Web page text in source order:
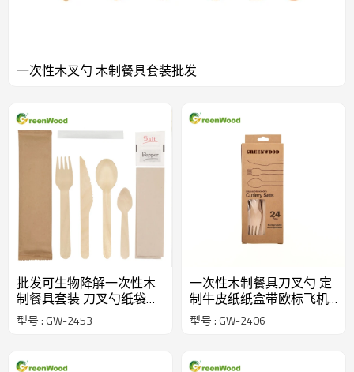
一次性木叉勺 木制餐具套装批发
批发可生物降解一次性木
制餐具套装 刀叉勺纸袋装|
木制餐具套装批发
型号 : GW-2453
一次性木制餐具刀叉勺 定
制牛皮纸纸盒带欧标飞机
孔| 可降解环保餐具 | 木制
餐具套装
型号 : GW-2406